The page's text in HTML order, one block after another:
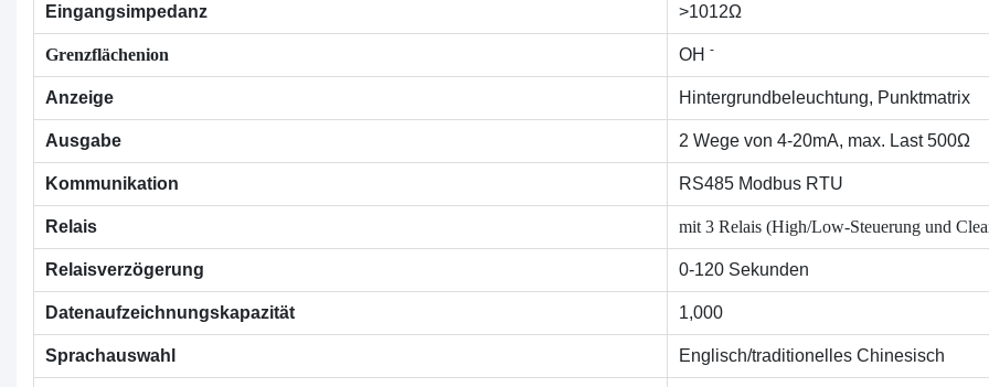
Eingangsimpedanz >1012Ω
Grenzflächenion OH -
Anzeige Hintergrundbeleuchtung, Punktmatrix
Ausgabe 2 Wege von 4-20mA, max. Last 500Ω
Kommunikation RS485 Modbus RTU
Relais mit 3 Relais (High/Low-Steuerung und
Relaisverzögerung 0-120 Sekunden
Datenaufzeichnungskapazität 1,000
Sprachauswahl Englisch/traditionelles Chinesisch